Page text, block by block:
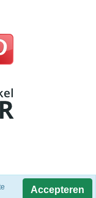
Accepteren